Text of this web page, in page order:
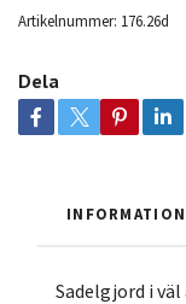
Artikelnummer: 176.26d
Dela
INFORMATION
Sadelgjord i